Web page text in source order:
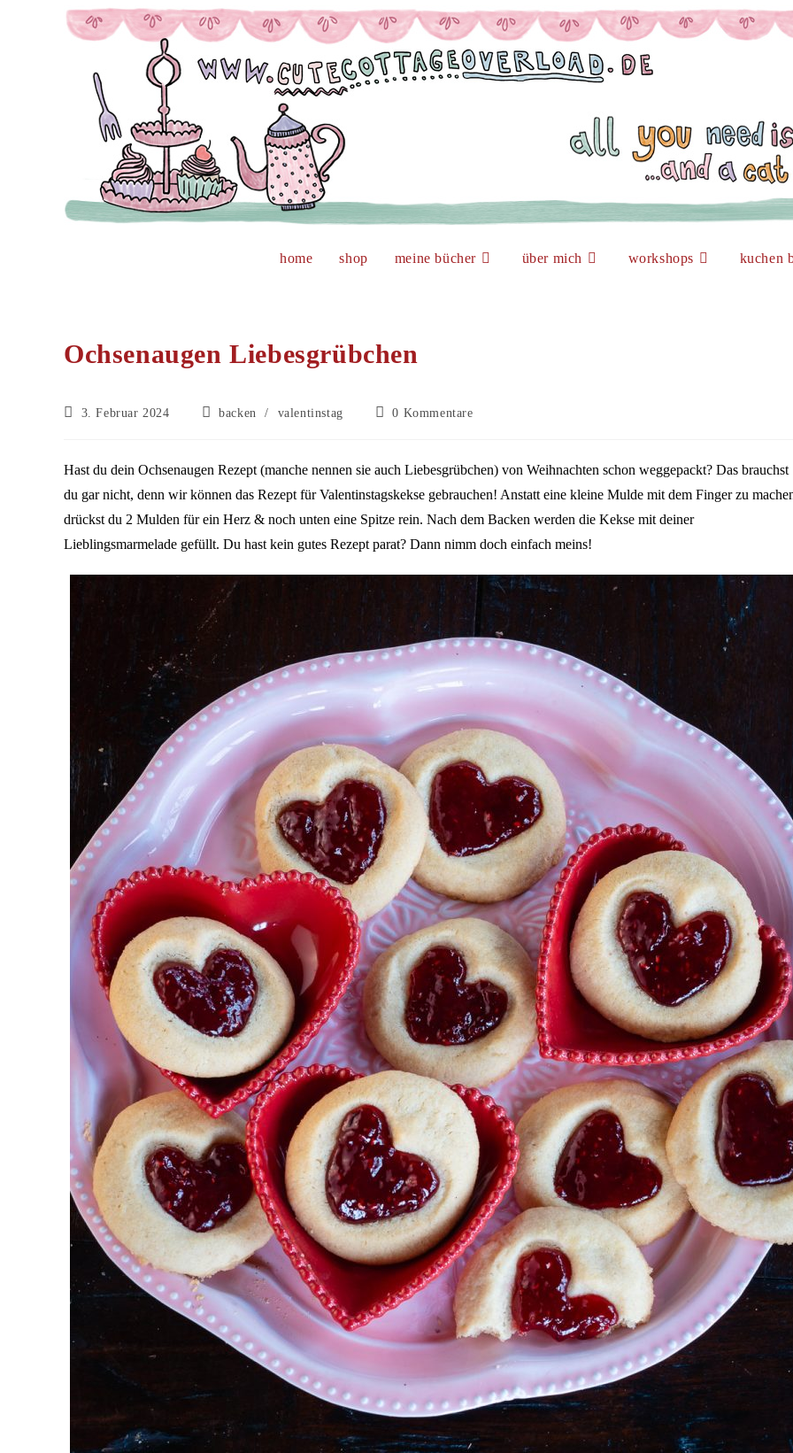
home shop meine bücher über mich workshops kuchen
Ochsenaugen Liebesgrübchen
Beitrag
3. Februar 2024
Beitrags-
backen / valentinstag
Beitrags-
0 Kommentare
Hast du dein Ochsenaugen Rezept (manche nennen sie auch Liebesgrübchen) von Weihnachten schon weggepackt? Das brauchst
du gar nicht, denn wir können das Rezept für Valentinstagskekse gebrauchen! Anstatt eine kleine Mulde mit dem Finger zu
drückst du 2 Mulden für ein Herz & noch unten eine Spitze rein. Nach dem Backen werden die Kekse mit deiner
Lieblingsmarmelade gefüllt. Du hast kein gutes Rezept parat? Dann nimm doch einfach meins!